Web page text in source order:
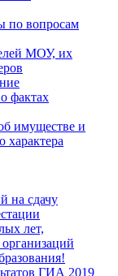
по вопросам
МОУ, их
фактах
имуществе и
характера
на сдачу
лет,
ГИА 2019